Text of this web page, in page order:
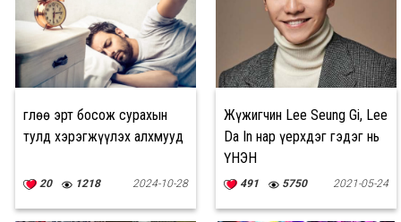
Өглөө эрт босож сурахын
тулд хэрэгжүүлэх алхмууд
20 1218 2024-10-28
Жүжигчин Lee Seung Gi, Lee
Da In нар үерхдэг гэдэг нь
ҮНЭН
491 5750 2021-05-24